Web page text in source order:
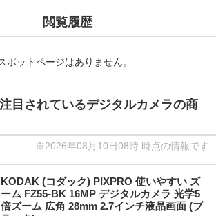
閲覧履歴
ポットページはありません。
目されているデジタルカメラの商
※2026年08月10日08時 時点の情報です
KODAK (コダック) PIXPRO 使いやすい ズ
ーム FZ55-BK 16MP デジタルカメラ 光学5
倍ズーム 広角 28mm 2.7インチ液晶画面 (ブ